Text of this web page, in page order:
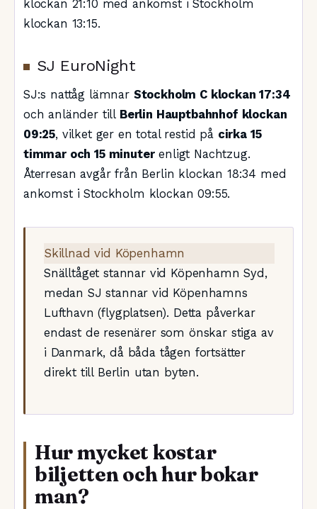
klockan 21:10 med ankomst i Stockholm
klockan 13:15.
SJ EuroNight
SJ:s nattåg lämnar Stockholm C klockan 17:34
och anländer till Berlin Hauptbahnhof klockan
09:25, vilket ger en total restid på cirka 15
timmar och 15 minuterenligt Nachtzug.
Återresan avgår från Berlin klockan 18:34 med
ankomst i Stockholm klockan 09:55.
Skillnad vid Köpenhamn
Snälltåget stannar vid Köpenhamn Syd,
medan SJ stannar vid Köpenhamns
Lufthavn (flygplatsen). Detta påverkar
endast de resenärer som önskar stiga av
i Danmark, då båda tågen fortsätter
direkt till Berlin utan byten.
Hur mycket kostar
biljetten och hur bokar
man?